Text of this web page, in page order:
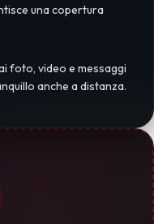
una copertura
foto, video e messaggi
anche a distanza.